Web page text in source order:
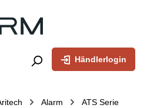
Händlerlogin
Alarm
ATS Serie